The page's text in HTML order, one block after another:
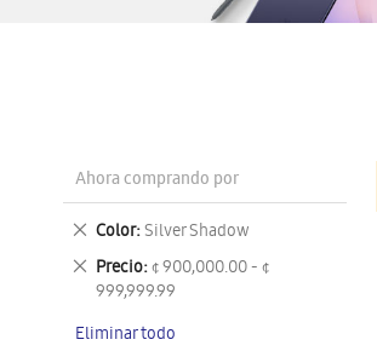
Ahora comprando por
Color Silver Shadow
Eliminar
este
artículo
Precio ¢ 900,000.00 - ¢
999,999.99
Eliminar
este
Eliminar todo